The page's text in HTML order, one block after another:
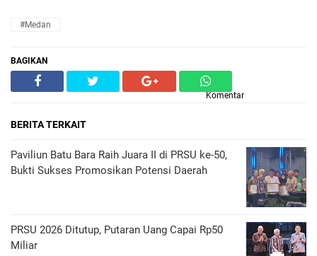
#Medan
BAGIKAN
Komentar
BERITA TERKAIT
Paviliun Batu Bara Raih Juara II di PRSU ke-50,
Bukti Sukses Promosikan Potensi Daerah
PRSU 2026 Ditutup, Putaran Uang Capai Rp50
Miliar